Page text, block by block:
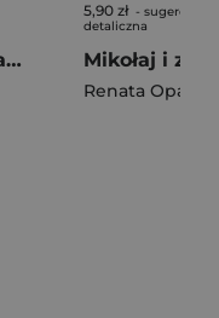
Smaczek od Mikołaja i pudełko po bombkach
5,90 zł -
detaliczna
Mikołaj i
Renata Opala